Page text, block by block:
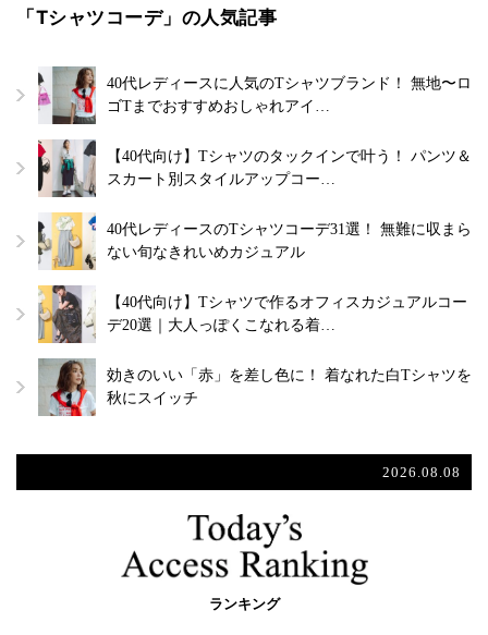
「Tシャツコーデ」の人気記事
40代レディースに人気のTシャツブランド！ 無地〜ロ
ゴTまでおすすめおしゃれアイ…
【40代向け】Tシャツのタックインで叶う！ パンツ＆
スカート別スタイルアップコー…
40代レディースのTシャツコーデ31選！ 無難に収まら
ない旬なきれいめカジュアル
【40代向け】Tシャツで作るオフィスカジュアルコー
デ20選｜大人っぽくこなれる着…
効きのいい「赤」を差し色に！ 着なれた白Tシャツを
秋にスイッチ
2026.08.08
ランキング